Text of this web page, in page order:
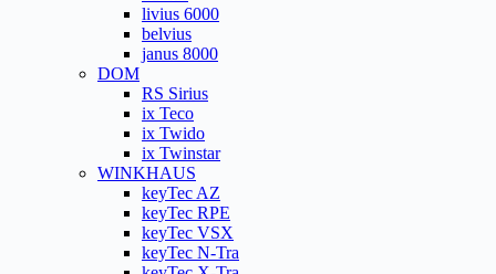
livius 6000
belvius
janus 8000
DOM
RS Sirius
ix Teco
ix Twido
ix Twinstar
WINKHAUS
keyTec AZ
keyTec RPE
keyTec VSX
keyTec N-Tra